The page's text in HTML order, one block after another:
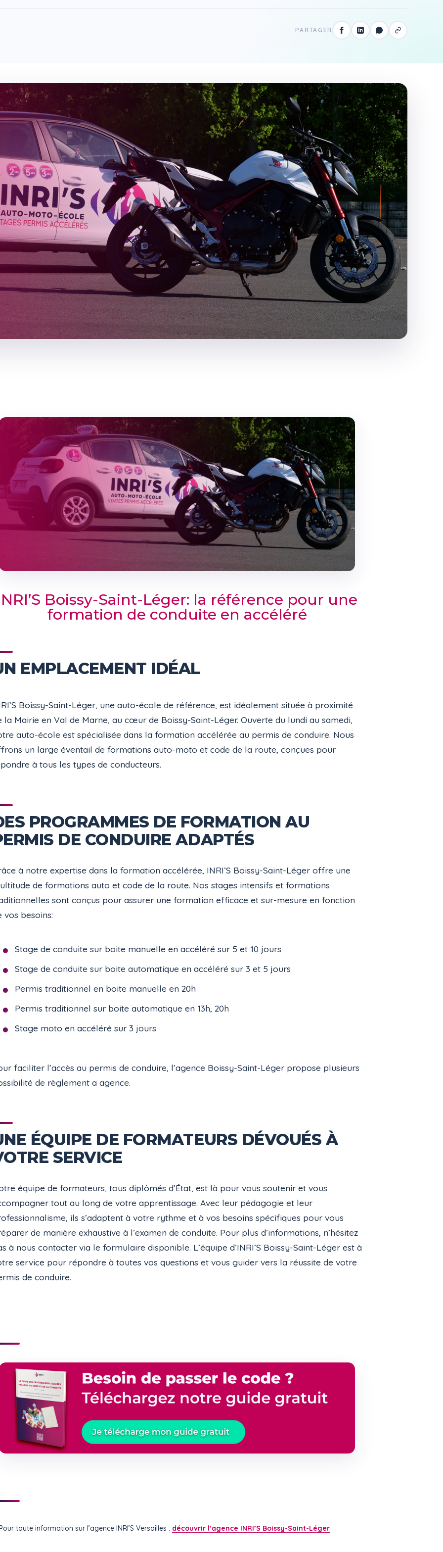
PARTAGER
Boissy-Saint-Léger: la référence pour une
formation de conduite en accéléré
EMPLACEMENT IDÉAL
Boissy-Saint-Léger, une auto-école de référence, est idéalement située à proximité
la Mairie en Val de Marne, au cœur de Boissy-Saint-Léger. Ouverte du lundi au samedi,
auto-école est spécialisée dans la formation accélérée au permis de conduire. Nous
un large éventail de formations auto-moto et code de la route, conçues pour
à tous les types de conducteurs.
PROGRAMMES DE FORMATION AU
DE CONDUIRE ADAPTÉS
à notre expertise dans la formation accélérée, INRI’S Boissy-Saint-Léger offre une
de formations auto et code de la route. Nos stages intensifs et formations
sont conçus pour assurer une formation efficace et sur-mesure en fonction
vos besoins:
Stage de conduite sur boite manuelle en accéléré sur 5 et 10 jours
Stage de conduite sur boite automatique en accéléré sur 3 et 5 jours
Permis traditionnel en boite manuelle en 20h
Permis traditionnel sur boite automatique en 13h, 20h
Stage moto en accéléré sur 3 jours
faciliter l’accès au permis de conduire, l’agence Boissy-Saint-Léger propose plusieurs
de règlement a agence.
ÉQUIPE DE FORMATEURS DÉVOUÉS À
SERVICE
équipe de formateurs, tous diplômés d’État, est là pour vous soutenir et vous
tout au long de votre apprentissage. Avec leur pédagogie et leur
ils s’adaptent à votre rythme et à vos besoins spécifiques pour vous
de manière exhaustive à l’examen de conduite. Pour plus d’informations, n’hésitez
à nous contacter via le formulaire disponible. L’équipe d’INRI’S Boissy-Saint-Léger est à
service pour répondre à toutes vos questions et vous guider vers la réussite de votre
de conduire.
toute information sur l’agence INRI’S Versailles : découvrir l’agence INRI’S Boissy-Saint-Léger